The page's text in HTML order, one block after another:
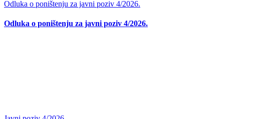
Odluka o poništenju za javni poziv 4/2026.
Odluka o poništenju za javni poziv 4/2026.